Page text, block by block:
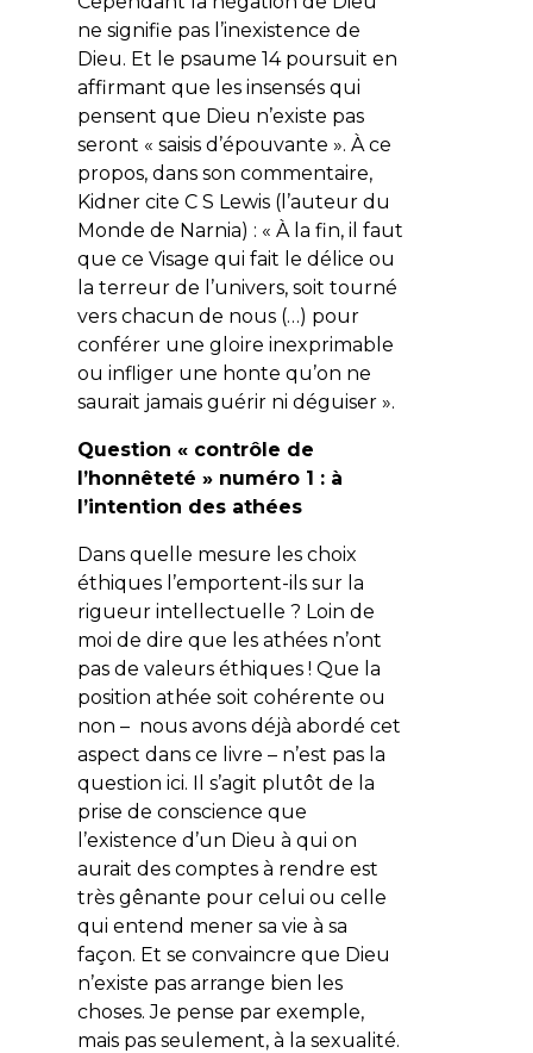
ne signifie pas l’inexistence de
Dieu. Et le psaume 14 poursuit en
affirmant que les insensés qui
pensent que Dieu n’existe pas
seront « saisis d’épouvante ». À ce
propos, dans son commentaire,
Kidner cite C S Lewis (l’auteur du
Monde de Narnia) : « À la fin, il faut
que ce Visage qui fait le délice ou
la terreur de l’univers, soit tourné
vers chacun de nous (…) pour
conférer une gloire inexprimable
ou infliger une honte qu’on ne
saurait jamais guérir ni déguiser ».
Question « contrôle de
l’honnêteté » numéro 1 : à
l’intention des athées
Dans quelle mesure les choix
éthiques l’emportent-ils sur la
rigueur intellectuelle ? Loin de
moi de dire que les athées n’ont
pas de valeurs éthiques ! Que la
position athée soit cohérente ou
non – nous avons déjà abordé cet
aspect dans ce livre – n’est pas la
question ici. Il s’agit plutôt de la
prise de conscience que
l’existence d’un Dieu à qui on
aurait des comptes à rendre est
très gênante pour celui ou celle
qui entend mener sa vie à sa
façon. Et se convaincre que Dieu
n’existe pas arrange bien les
choses. Je pense par exemple,
mais pas seulement, à la sexualité.